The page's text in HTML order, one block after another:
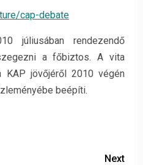
cap-debate
júliusában rendezendő
a főbiztos. A vita
jövőjéről 2010 végén
beépíti.
Next